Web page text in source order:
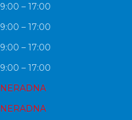
9:00 – 17:00
9:00 – 17:00
9:00 – 17:00
9:00 – 17:00
NERADNA
NERADNA